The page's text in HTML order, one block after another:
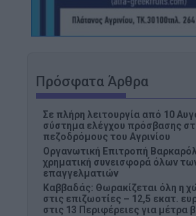
Πρόσφατα Άρθρα
Σε πλήρη λειτουργία από 10
σύστημα ελέγχου πρόσβασης
πεζοδρόμους του Αγρινίου
Οργανωτική Επιτροπή
χρηματική συνεισφορά όλων
επαγγελματιών
Καββαδάς: Θωρακίζεται όλη η
στις επιζωοτίες – 12,5 εκατ.
στις 13 Περιφέρειες για μέτρα